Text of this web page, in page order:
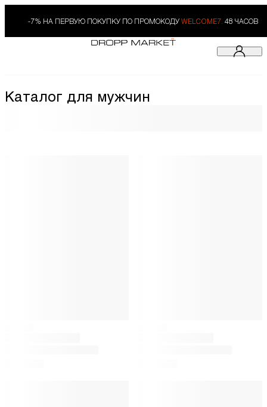
-7% НА ПЕРВУЮ ПОКУПКУ ПО ПРОМОКОДУ WELCOME7. 48 ЧАСОВ
Каталог для мужчин